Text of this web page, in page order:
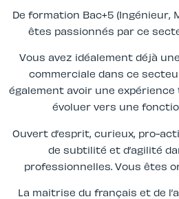
De formation Bac+5 (Ingénieur,
êtes passionnés par ce
Vous avez idéalement déjà
commerciale dans ce
également avoir une
évoluer vers une
Ouvert d’esprit, curieux, pro-
de subtilité et d’agilité
professionnelles. Vous êtes
La maitrise du français et de